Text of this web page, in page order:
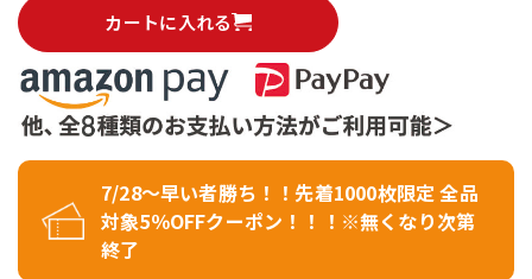
カートに入れる
7/28～早い者勝ち！！先着1000枚限定 全品
対象5％OFFクーポン！！！※無くなり次第
終了